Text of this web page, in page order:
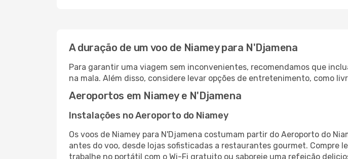
A duração de um voo de Niamey para N'Djamena
Para garantir uma viagem sem inconvenientes, recomendamos que
na mala. Além disso, considere levar opções de entretenimento, como
Aeroportos em Niamey e N'Djamena
Instalações no Aeroporto do Niamey
Os voos de Niamey para N'Djamena costumam partir do Aeroporto do
antes do voo, desde lojas sofisticadas a restaurantes gourmet. Compre
trabalhe no portátil com o Wi-Fi gratuito ou saboreie uma refeição